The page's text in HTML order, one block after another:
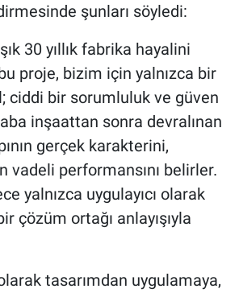
şunları söyledi:
30 yıllık fabrika hayalini
proje, bizim için yalnızca bir
ciddi bir sorumluluk ve güven
inşaattan sonra devralınan
gerçek karakterini,
vadeli performansını belirler.
yalnızca uygulayıcı olarak
çözüm ortağı anlayışıyla
tasarımdan uygulamaya,